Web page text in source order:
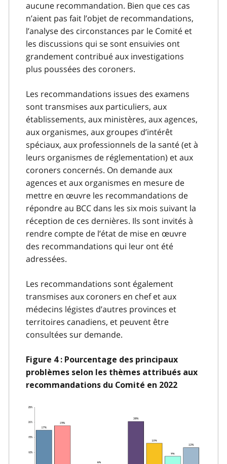
aucune recommandation. Bien que ces cas
n’aient pas fait l’objet de recommandations,
l’analyse des circonstances par le Comité et
les discussions qui se sont ensuivies ont
grandement contribué aux investigations
plus poussées des coroners.
Les recommandations issues des examens
sont transmises aux particuliers, aux
établissements, aux ministères, aux agences,
aux organismes, aux groupes d’intérêt
spéciaux, aux professionnels de la santé (et à
leurs organismes de réglementation) et aux
coroners concernés. On demande aux
agences et aux organismes en mesure de
mettre en œuvre les recommandations de
répondre au BCC dans les six mois suivant la
réception de ces dernières. Ils sont invités à
rendre compte de l’état de mise en œuvre
des recommandations qui leur ont été
adressées.
Les recommandations sont également
transmises aux coroners en chef et aux
médecins légistes d’autres provinces et
territoires canadiens, et peuvent être
consultées sur demande.
Figure 4 : Pourcentage des principaux
problèmes selon les thèmes attribués aux
recommandations du Comité en 2022
Image